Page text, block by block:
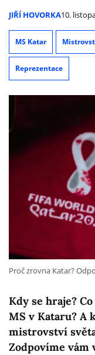
JIŘÍ HOVORKA10.
MS Katar
Reprezentace
Kdy se hraje?
MS v Kataru? A
mistrovství
Zodpovíme vám
Proč zrovna Katar?